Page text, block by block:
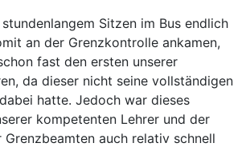
Sitzen im Bus endlich
an der Grenzkontrolle ankamen,
fast den ersten unserer
da dieser nicht seine vollständigen
hatte. Jedoch war dieses
kompetenten Lehrer und der
auch relativ schnell